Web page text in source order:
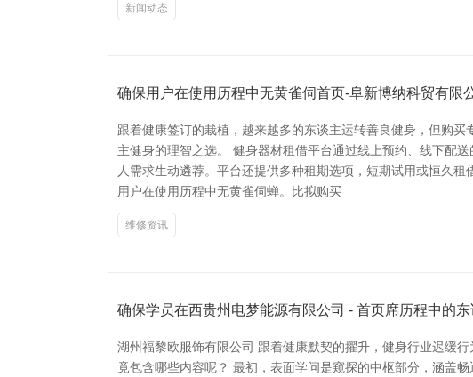
新闻动态
确保用户在使用历程中无黄雀伺首页-阜新博纳科贸有限
跟着健康签订的栽植，越来越多的东谈主运转善良健身，但购
主健身的理智之选。 健身器材租借平台通过线上预约、线下配
人需求生动遴荐。平台还提供多种租期选项，短期试用或恒久
用户在使用历程中无黄雀伺蝉。比拟购买
维修资讯
确保学员在西贵州电梦能源有限公司 - 首页席历程中的
湖州福黎欧服饰有限公司 跟着健康默契的擢升，健身行业迟缓
竟包含哪些内容呢？ 最初，表面学问是窥探的中枢部分，涵盖